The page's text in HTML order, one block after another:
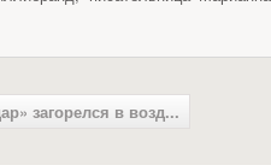
загорелся в возд...